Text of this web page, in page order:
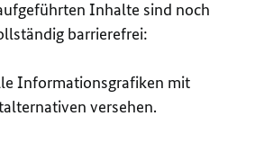
Inhalte sind noch
barrierefrei:
Informationsgrafiken mit
versehen.